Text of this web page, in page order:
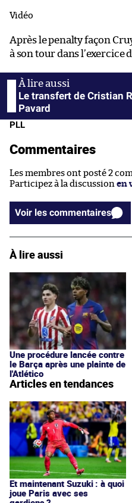
Vidéo
Après le penalty façon
à son tour dans l’exercice
Le transfert de Cristian
Pavard
PLL
Commentaires
Les membres ont posté 2
Participez à la discussion en
Voir les commentaires
À lire aussi
Une procédure lancée contre
le Barça après une plainte de
l'Atlético
Articles en tendances
Et maintenant Suzuki : à quoi
joue Paris avec ses